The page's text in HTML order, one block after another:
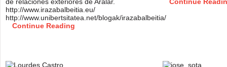
http://www.irazabalbeitia.eu/
http://www.unibertsitatea.net/blogak/irazabalbeitia/
Continue Reading